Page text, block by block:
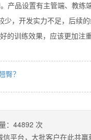
产品设置有主管端、教
，开发实力不足，后续
的训练效果，应该更加注
臀？
： 44892 次
平台，大批客户在此共赢